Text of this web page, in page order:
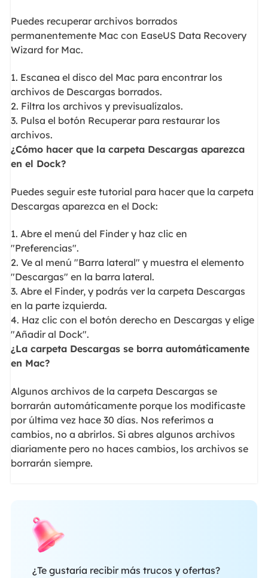
Puedes recuperar archivos borrados
permanentemente Mac con EaseUS Data Recovery
Wizard for Mac.
1. Escanea el disco del Mac para encontrar los
archivos de Descargas borrados.
2. Filtra los archivos y previsualízalos.
3. Pulsa el botón Recuperar para restaurar los
archivos.
¿Cómo hacer que la carpeta Descargas aparezca
en el Dock?
Puedes seguir este tutorial para hacer que la carpeta
Descargas aparezca en el Dock:
1. Abre el menú del Finder y haz clic en
"Preferencias".
2. Ve al menú "Barra lateral" y muestra el elemento
"Descargas" en la barra lateral.
3. Abre el Finder, y podrás ver la carpeta Descargas
en la parte izquierda.
4. Haz clic con el botón derecho en Descargas y elige
"Añadir al Dock".
¿La carpeta Descargas se borra automáticamente
en Mac?
Algunos archivos de la carpeta Descargas se
borrarán automáticamente porque los modificaste
por última vez hace 30 días. Nos referimos a
cambios, no a abrirlos. Si abres algunos archivos
diariamente pero no haces cambios, los archivos se
borrarán siempre.
¿Te gustaría recibir más trucos y ofertas?